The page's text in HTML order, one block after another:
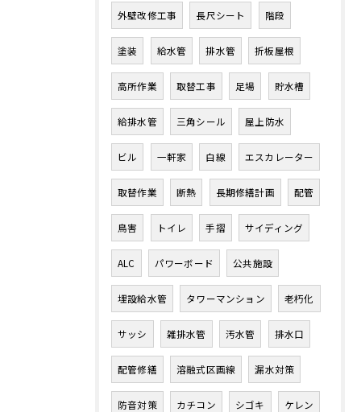
外壁改修工事 長尺シート 階段
塗装 給水管 排水管 折板屋根
高所作業 取替工事 足場 貯水槽
給排水管 三角シール 屋上防水
ビル 一軒家 白線 エスカレーター
取替作業 断熱 長期修繕計画 配管
鳥害 トイレ 手摺 サイディング
ALC パワーボード 公共施設
埋設給水管 タワーマンション 老朽化
サッシ 雑排水管 汚水管 排水口
配管修繕 溶融式区画線 漏水対策
防音対策 カチコン シゴキ ケレン
お問い合わせはこちら